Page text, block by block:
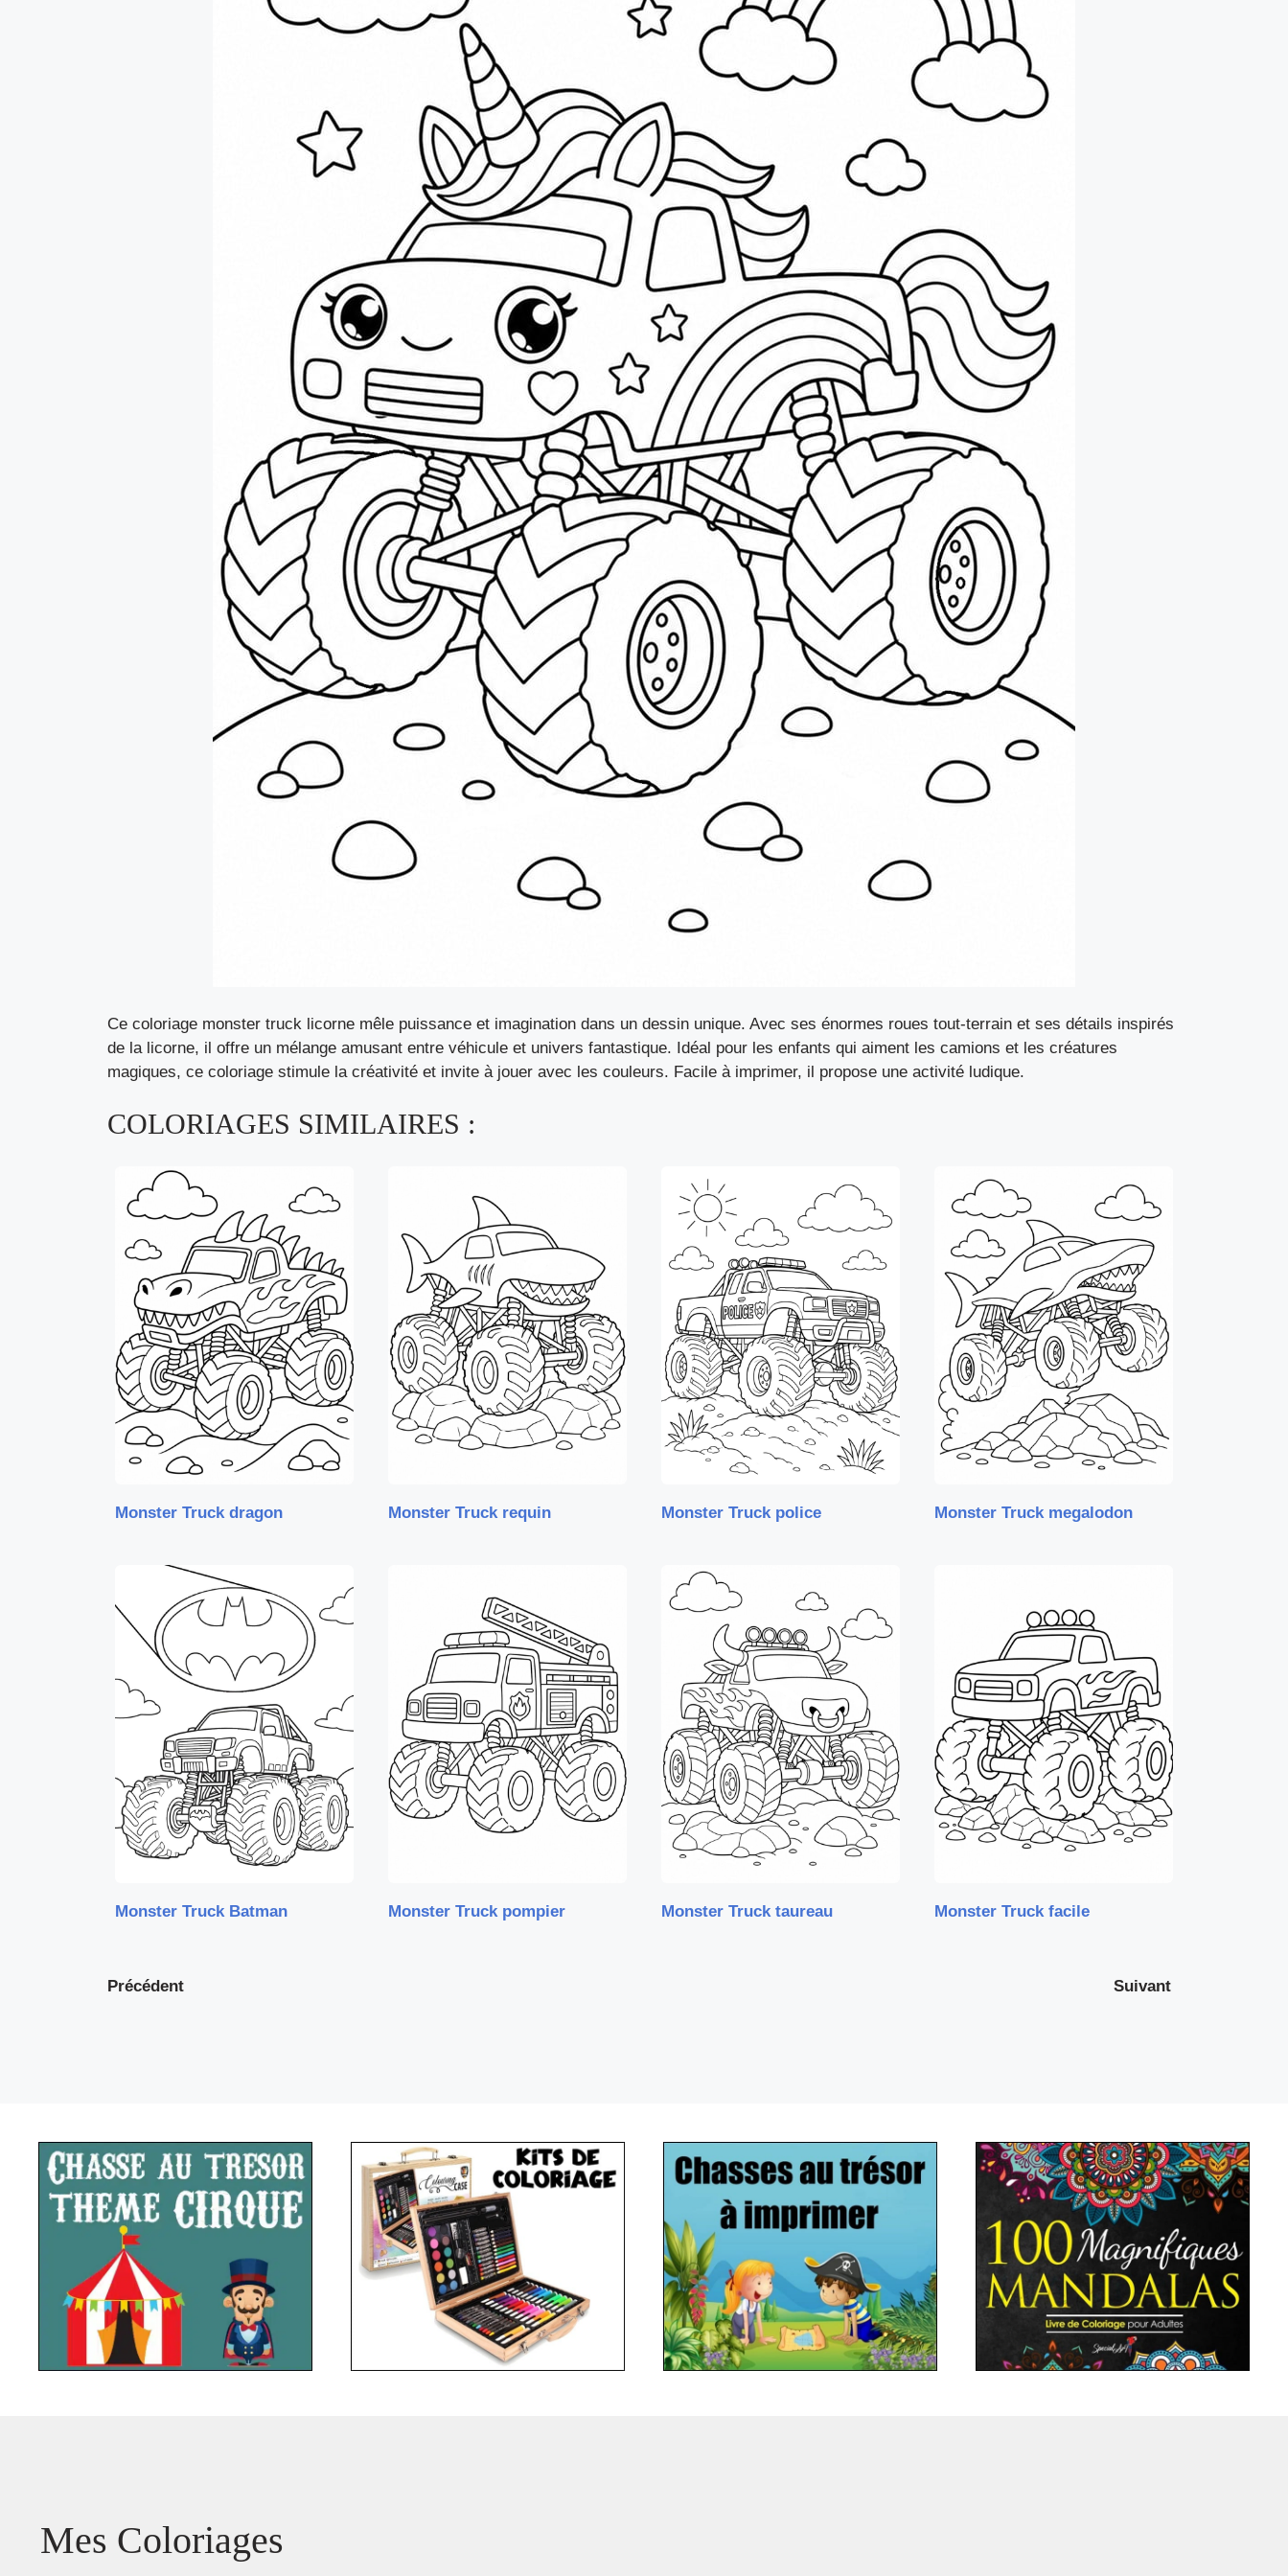
Ce coloriage monster truck licorne mêle puissance et imagination dans un dessin unique. Avec ses énormes roues tout-terrain et ses détails inspirés
de la licorne, il offre un mélange amusant entre véhicule et univers fantastique. Idéal pour les enfants qui aiment les camions et les créatures
magiques, ce coloriage stimule la créativité et invite à jouer avec les couleurs. Facile à imprimer, il propose une activité ludique.
COLORIAGES SIMILAIRES :
Monster Truck dragon Monster Truck requin Monster Truck police Monster Truck megalodon
Monster Truck Batman Monster Truck pompier Monster Truck taureau Monster Truck facile
Précédent Suivant
Mes Coloriages